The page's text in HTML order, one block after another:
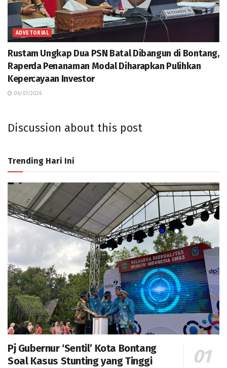
ADVETORIAL
Rustam Ungkap Dua PSN Batal Dibangun di Bontang,
Raperda Penanaman Modal Diharapkan Pulihkan
Kepercayaan Investor
06/07/2026
Discussion about this post
Trending Hari Ini
Pj Gubernur ‘Sentil’ Kota Bontang
Soal Kasus Stunting yang Tinggi